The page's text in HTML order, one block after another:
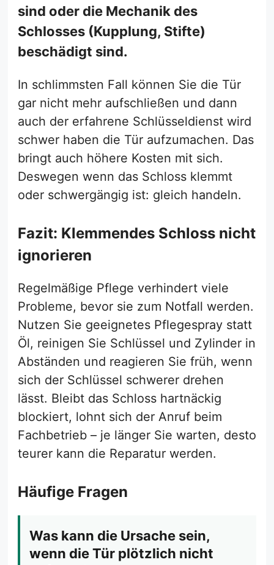
sind oder die Mechanik des
Schlosses (Kupplung, Stifte)
beschädigt sind.
In schlimmsten Fall können Sie die Tür
gar nicht mehr aufschließen und dann
auch der erfahrene Schlüsseldienst wird
schwer haben die Tür aufzumachen. Das
bringt auch höhere Kosten mit sich.
Deswegen wenn das Schloss klemmt
oder schwergängig ist: gleich handeln.
Fazit: Klemmendes Schloss nicht
ignorieren
Regelmäßige Pflege verhindert viele
Probleme, bevor sie zum Notfall werden.
Nutzen Sie geeignetes Pflegespray statt
Öl, reinigen Sie Schlüssel und Zylinder in
Abständen und reagieren Sie früh, wenn
sich der Schlüssel schwerer drehen
lässt. Bleibt das Schloss hartnäckig
blockiert, lohnt sich der Anruf beim
Fachbetrieb – je länger Sie warten, desto
teurer kann die Reparatur werden.
Häufige Fragen
Was kann die Ursache sein,
wenn die Tür plötzlich nicht